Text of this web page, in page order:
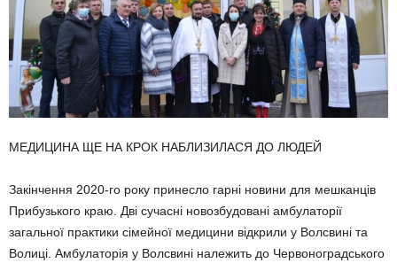
МЕДИЦИНА ЩЕ НА КРОК НАБЛИЗИЛАСЯ ДО ЛЮДЕЙ
Закінчення 2020-го року принес­ло гарні новини для мешканців
Прибузького краю. Дві сучасні но­возбудовані амбулаторії
загальної практики сімейної медицини від­крили у Волсвині та
Волиці. Амбу­латорія у Волсвині належить до Червоноградського